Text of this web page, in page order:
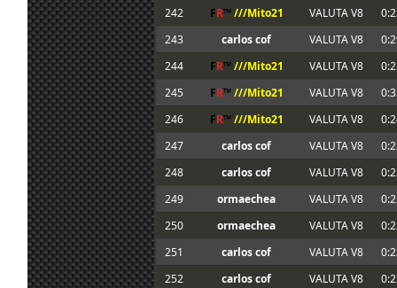
242
FR™ ///Mito21 VALUTA V8
243
carlos cof VALUTA V8
244
FR™ ///Mito21 VALUTA V8
245
FR™///Mito21 VALUTA V8
246
FR™ ///Mito21 VALUTA V8
247
carlos cof VALUTA V8
248
carlos cof VALUTA V8
249
ormaechea VALUTA V8
250
ormaechea VALUTA V8
251
carlos cof VALUTA V8
252
carlos cof VALUTA V8